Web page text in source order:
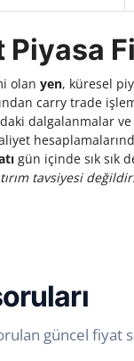
olan yen, küresel
carry trade
dalgalanmalar
gün içinde sık sık
tavsiyesi değildir.
güncel fiyat